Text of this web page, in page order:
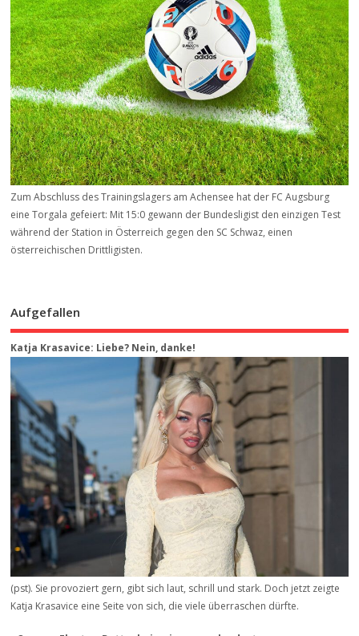
Zum Abschluss des Trainingslagers am Achensee hat der FC Augsburg
eine Torgala gefeiert: Mit 15:0 gewann der Bundesligist den einzigen Test
während der Station in Österreich gegen den SC Schwaz, einen
österreichischen Drittligisten.
Aufgefallen
Katja Krasavice: Liebe? Nein, danke!
(pst). Sie provoziert gern, gibt sich laut, schrill und stark. Doch jetzt zeigte
Katja Krasavice eine Seite von sich, die viele überraschen dürfte.